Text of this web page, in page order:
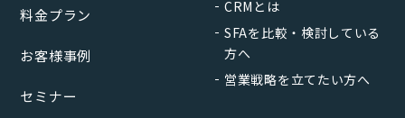
料金プラン
お客様事例
セミナー
CRMとは
SFAを比較・検討している
方へ
営業戦略を立てたい方へ